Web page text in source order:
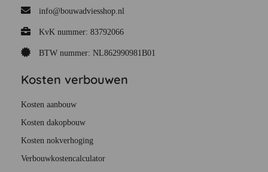
info@bouwadviesshop.nl
KvK nummer: 83792066
BTW nummer: NL862990981B01
Kosten verbouwen
Kosten aanbouw
Kosten dakopbouw
Kosten nokverhoging
Verbouwkostencalculator